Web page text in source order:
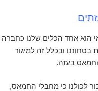
הוא אחד הכלים שלנו כחברה
ובכלל זה למיגור
בעזה.
לכולנו כי מחבלי החמאס,